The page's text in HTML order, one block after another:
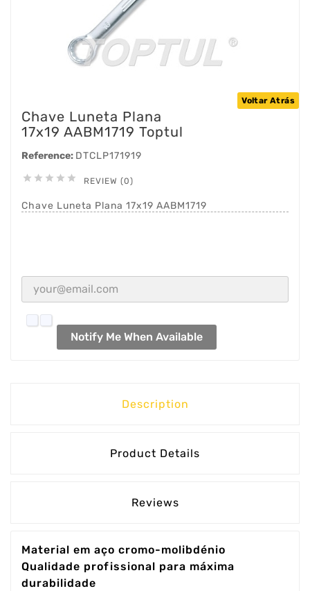
Voltar Atrás
Chave Luneta Plana
17x19 AABM1719 Toptul
Reference: DTCLP171919
     REVIEW (0)
Chave Luneta Plana 17x19 AABM1719
Notify Me When Available
Description
Product Details
Reviews
Material em aço cromo-molibdénio
Qualidade profissional para máxima
durabilidade